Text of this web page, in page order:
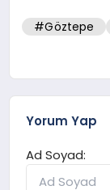
#Göztepe
Yorum Yap
Ad Soyad: